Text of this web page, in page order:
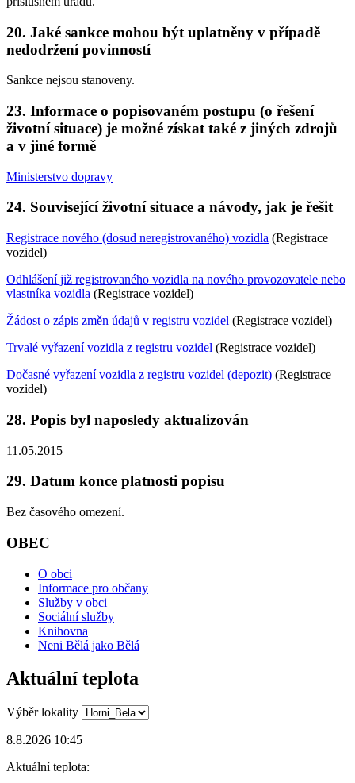
20. Jaké sankce mohou být uplatněny v případě
nedodržení povinností
Sankce nejsou stanoveny.
23. Informace o popisovaném postupu (o řešení
životní situace) je možné získat také z jiných zdrojů
a v jiné formě
Ministerstvo dopravy
24. Související životní situace a návody, jak je řešit
Registrace nového (dosud neregistrovaného) vozidla (Registrace
vozidel)
Odhlášení již registrovaného vozidla na nového provozovatele nebo
vlastníka vozidla (Registrace vozidel)
Žádost o zápis změn údajů v registru vozidel (Registrace vozidel)
Trvalé vyřazení vozidla z registru vozidel (Registrace vozidel)
Dočasné vyřazení vozidla z registru vozidel (depozit) (Registrace
vozidel)
28. Popis byl naposledy aktualizován
11.05.2015
29. Datum konce platnosti popisu
Bez časového omezení.
OBEC
O obci
Informace pro občany
Služby v obci
Sociální služby
Knihovna
Neni Bělá jako Bělá
Aktuální teplota
Výběr lokality
8.8.2026 10:45
Aktuální teplota: